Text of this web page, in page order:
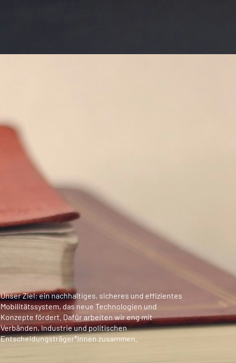
Unser Ziel: ein nachhaltiges, sicheres und effizientes
Mobilitätssystem, das neue Technologien und
Konzepte fördert. Dafür arbeiten wir eng mit
Verbänden, Industrie und politischen
Entscheidungsträger*innen zusammen.